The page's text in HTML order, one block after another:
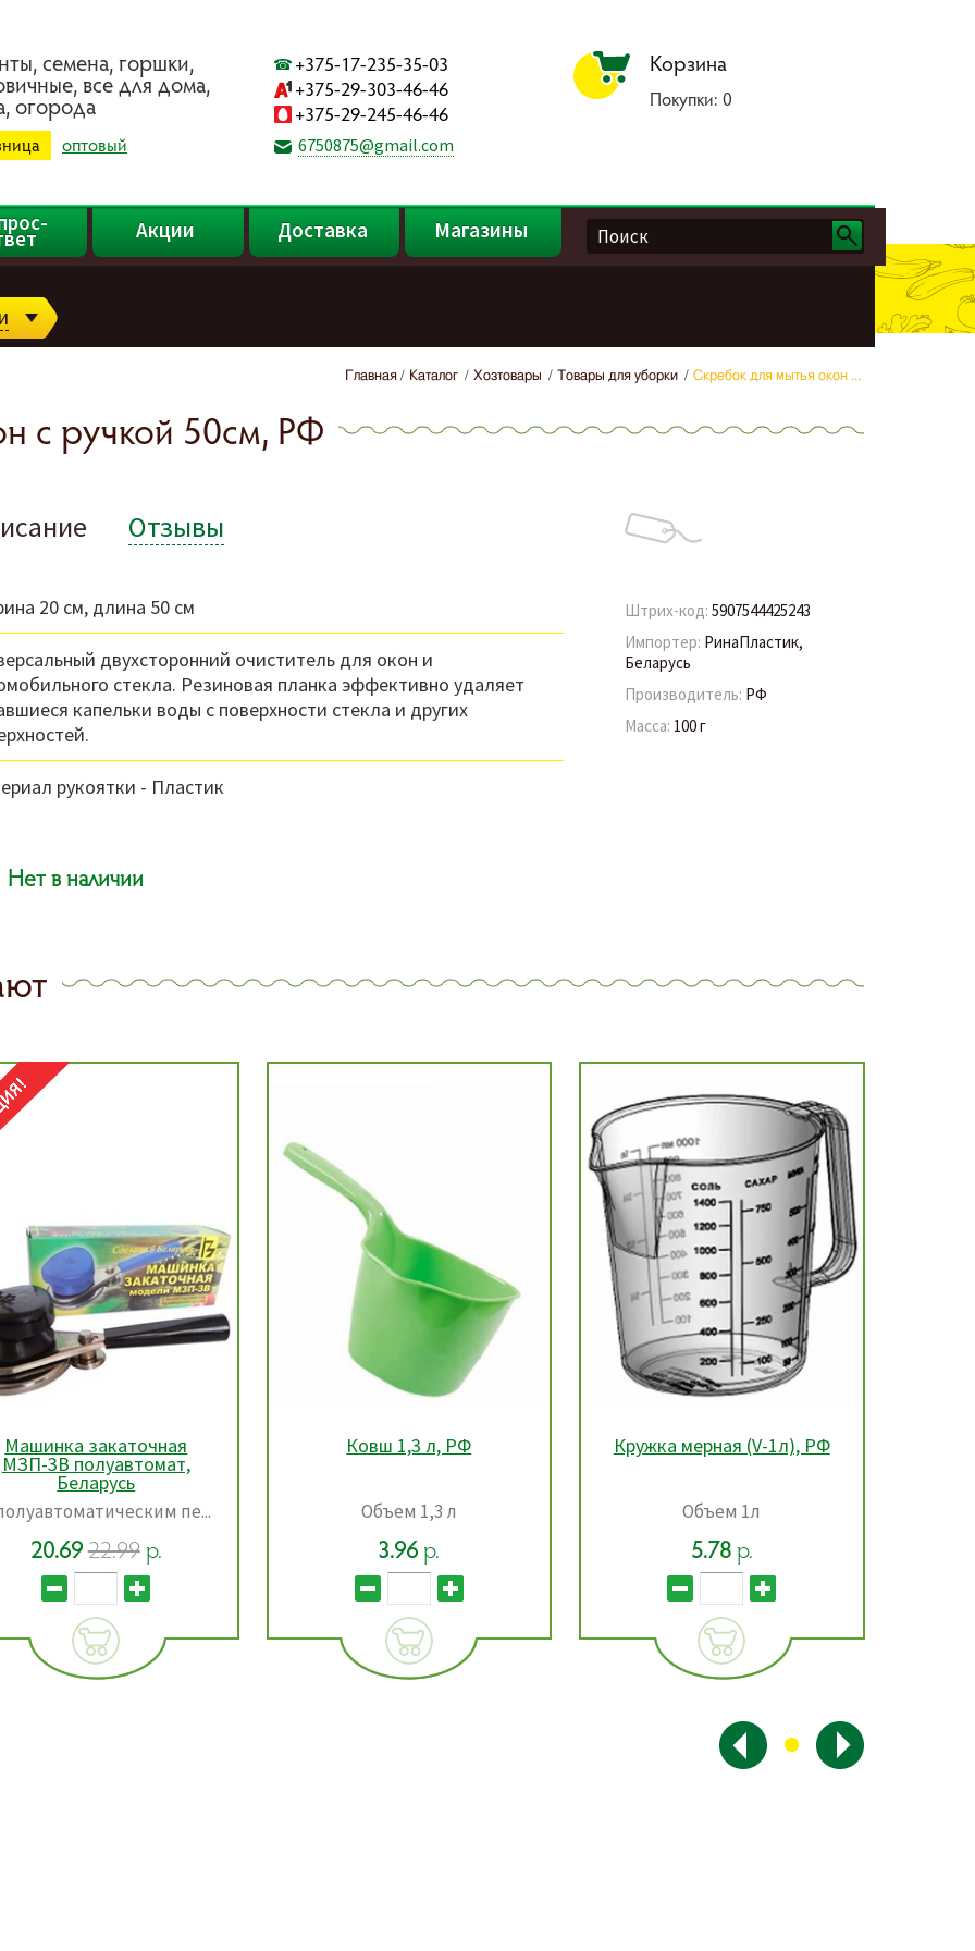
ceмeнa, гopшки,
вce для дoмa,
oгopoдa
оптовый
+375-17-235-35-03
+375-29-303-46-46
+375-29-245-46-46
6750875@gmail.com
Корзина
Покупки:0
Акции Доставка Магазины
Главная Каталог Хозтовары Товары для уборки Скребок для мытья окон ...
с ручкой 50см, РФ
Штрих-код: 5907544425243
Импортер: РинаПластик,
Беларусь
Производитель: РФ
Масса: 100 г
Отзывы
20 см, длина 50 см
двухсторонний очиститель для окон и
стекла. Резиновая планка эффективно удаляет
капельки воды с поверхности стекла и других
рукоятки - Пластик
Нет в наличии
Ковш 1,3 л, РФ
Объем 1,3 л
3.96р.
Кружка мерная (V-1л), РФ
Объем 1л
5.78 р.
Машинка закаточная
МЗП-3В полуавтомат,
С полуавтоматическим пе...
20.6922.99